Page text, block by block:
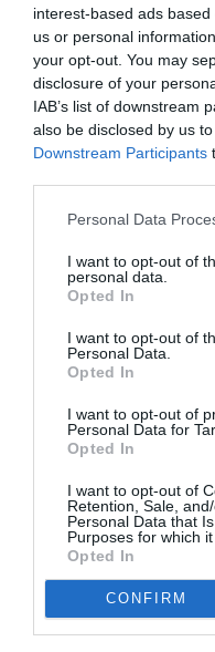
interest-based ads
us or personal
your opt-out. You may
disclosure of your
IAB’s list of downstream
also be disclosed by us
Downstream Participants
Personal Data
I want to opt-out of
personal data.
Opted In
I want to opt-out of
Personal Data.
Opted In
I want to opt-out of
Personal Data for
Opted In
I want to opt-out of
Retention, Sale,
Personal Data that
Purposes for which it
Opted In
CONFIRM
Biserica de la noi din
şi pe vremea când
abandonat, în ruină.
unui trecut
buruienile şi păştea
melancolici. Cum ar
cânta o frumoasă
gândeam că
mereu între oameni.
o facere de bine, într-
biserică, am scuturat
Totuşi, lumina lină din
primele zile ale anului
purtat prin Roma. M-a
biserică San
înainte de